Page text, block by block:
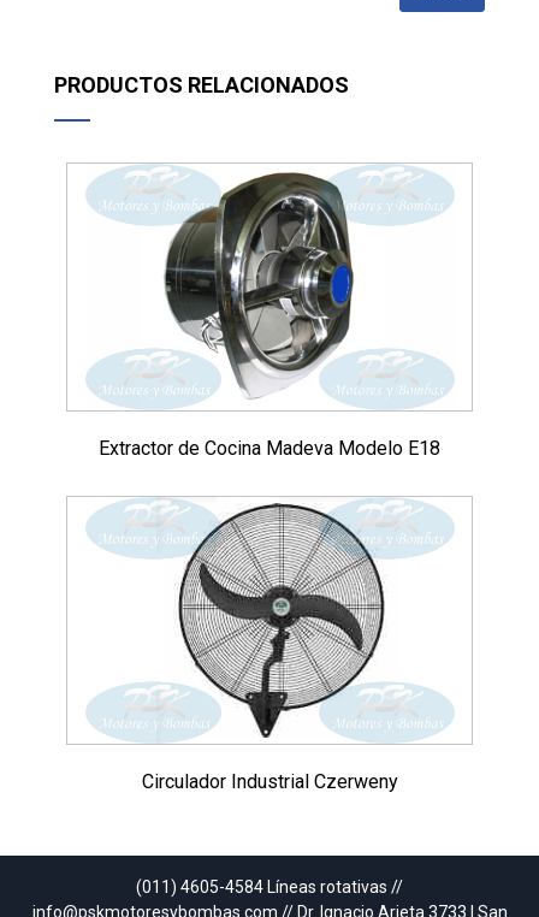
PRODUCTOS RELACIONADOS
Extractor de Cocina Madeva Modelo E18
Circulador Industrial Czerweny
(011) 4605-4584 Líneas rotativas //
info@pskmotoresybombas.com // Dr. Ignacio Arieta 3733 | San